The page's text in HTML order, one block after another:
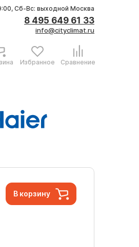
8 495 649 61 33
info@cityclimat.ru
Сб-Вс: выходной Москва
Избранное Сравнение
В корзину